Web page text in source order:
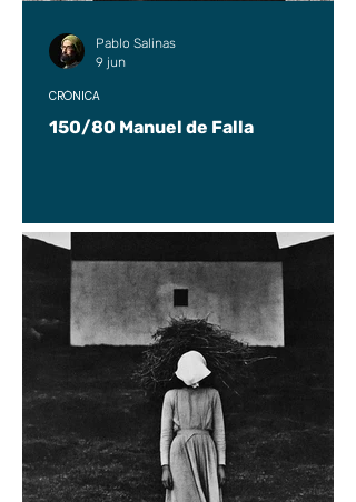
150/80 Manuel de Falla
CRÓNICA
Pablo Salinas
9 jun